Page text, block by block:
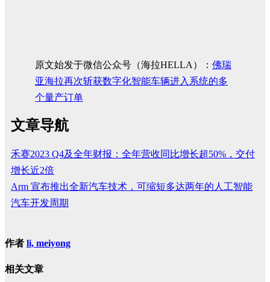
原文始发于微信公众号（海拉HELLA）： 佛瑞
亚海拉再次斩获数字化智能车辆进入系统的多
个量产订单
文章导航
禾赛2023 Q4及全年财报：全年营收同比增长超50%，交付
增长近2倍
Arm 宣布推出全新汽车技术，可缩短多达两年的人工智能
汽车开发周期
作者 li, meiyong
相关文章